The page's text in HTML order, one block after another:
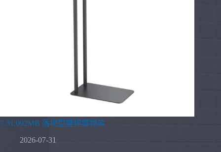
7.31.092MB 落地型雙桿置物架
2026-07-31